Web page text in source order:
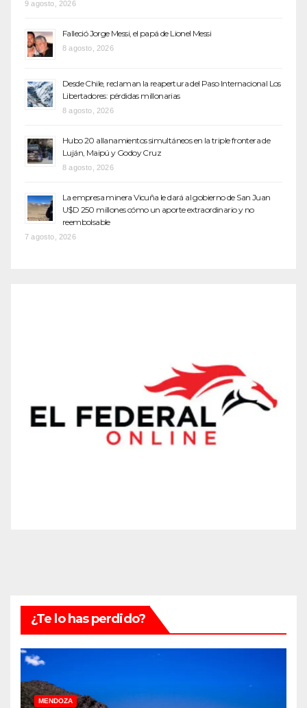
9 agosto, 2026
Falleció Jorge Messi, el papá de Lionel Messi
8 agosto, 2026
Desde Chile, reclaman la reapertura del Paso Internacional Los
Libertadores: pérdidas millonarias
8 agosto, 2026
Hubo 20 allanamientos simultáneos en la triple frontera de
Luján, Maipú y Godoy Cruz
8 agosto, 2026
La empresa minera Vicuña le dará al gobierno de San Juan
U$D 250 millones cómo un aporte extraordinario y no
reembolsable
7 agosto, 2026
¿Te lo has perdido?
MENDOZA